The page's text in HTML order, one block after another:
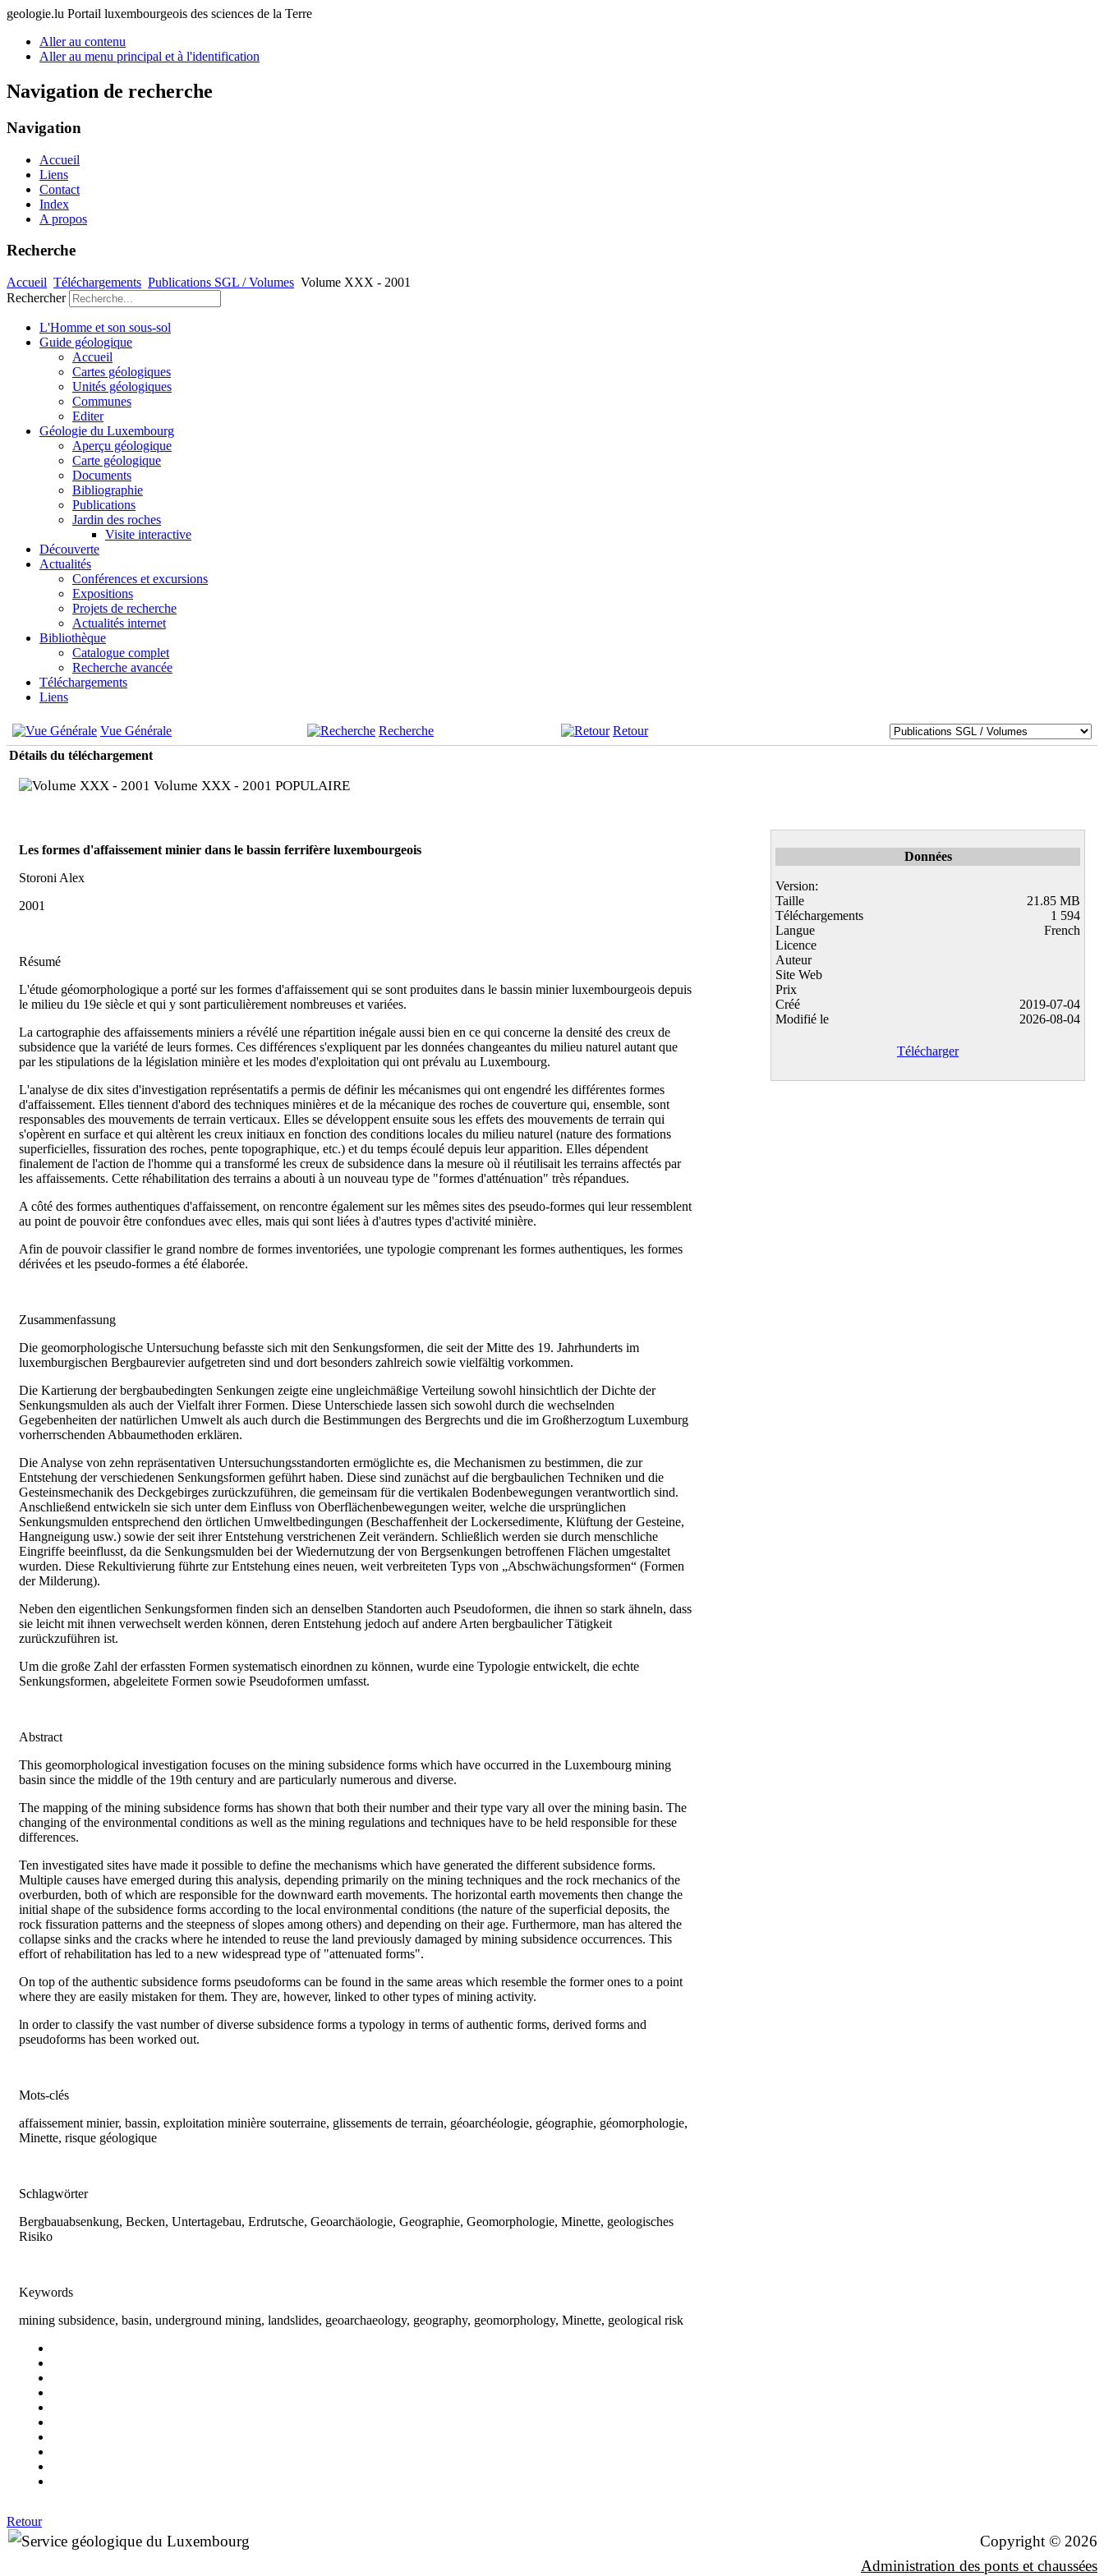
geologie.lu Portail luxembourgeois des sciences de la Terre
Aller au contenu
Aller au menu principal et à l'identification
Navigation de recherche
Navigation
Accueil
Liens
Contact
Index
A propos
Recherche
Accueil Téléchargements Publications SGL / Volumes Volume XXX - 2001
Rechercher
L'Homme et son sous-sol
Guide géologique
Accueil
Cartes géologiques
Unités géologiques
Communes
Editer
Géologie du Luxembourg
Aperçu géologique
Carte géologique
Documents
Bibliographie
Publications
Jardin des roches
Visite interactive
Découverte
Actualités
Conférences et excursions
Expositions
Projets de recherche
Actualités internet
Bibliothèque
Catalogue complet
Recherche avancée
Téléchargements
Liens
Vue Générale Recherche
Retour
Détails du téléchargement
Volume XXX - 2001 POPULAIRE
Les formes d'affaissement minier dans le bassin ferrifère luxembourgeois
Storoni Alex
2001
Résumé
L'étude géomorphologique a porté sur les formes d'affaissement qui se sont produites dans le bassin minier luxembourgeois depuis
le milieu du 19e siècle et qui y sont particulièrement nombreuses et variées.
La cartographie des affaissements miniers a révélé une répartition inégale aussi bien en ce qui concerne la densité des creux de
subsidence que la variété de leurs formes. Ces différences s'expliquent par les données changeantes du milieu naturel autant que
par les stipulations de la législation minière et les modes d'exploitation qui ont prévalu au Luxembourg.
L'analyse de dix sites d'investigation représentatifs a permis de définir les mécanismes qui ont engendré les différentes formes
d'affaissement. Elles tiennent d'abord des techniques minières et de la mécanique des roches de couverture qui, ensemble, sont
responsables des mouvements de terrain verticaux. Elles se développent ensuite sous les effets des mouvements de terrain qui
s'opèrent en surface et qui altèrent les creux initiaux en fonction des conditions locales du milieu naturel (nature des formations
superficielles, fissuration des roches, pente topographique, etc.) et du temps écoulé depuis leur apparition. Elles dépendent
finalement de l'action de l'homme qui a transformé les creux de subsidence dans la mesure où il réutilisait les terrains affectés par
les affaissements. Cette réhabilitation des terrains a abouti à un nouveau type de "formes d'atténuation" très répandues.
A côté des formes authentiques d'affaissement, on rencontre également sur les mêmes sites des pseudo-formes qui leur ressemblent
au point de pouvoir être confondues avec elles, mais qui sont liées à d'autres types d'activité minière.
Afin de pouvoir classifier le grand nombre de formes inventoriées, une typologie comprenant les formes authentiques, les formes
dérivées et les pseudo-formes a été élaborée.
Zusammenfassung
Die geomorphologische Untersuchung befasste sich mit den Senkungsformen, die seit der Mitte des 19. Jahrhunderts im
luxemburgischen Bergbaurevier aufgetreten sind und dort besonders zahlreich sowie vielfältig vorkommen.
Die Kartierung der bergbaubedingten Senkungen zeigte eine ungleichmäßige Verteilung sowohl hinsichtlich der Dichte der
Senkungsmulden als auch der Vielfalt ihrer Formen. Diese Unterschiede lassen sich sowohl durch die wechselnden
Gegebenheiten der natürlichen Umwelt als auch durch die Bestimmungen des Bergrechts und die im Großherzogtum Luxemburg
vorherrschenden Abbaumethoden erklären.
Die Analyse von zehn repräsentativen Untersuchungsstandorten ermöglichte es, die Mechanismen zu bestimmen, die zur
Entstehung der verschiedenen Senkungsformen geführt haben. Diese sind zunächst auf die bergbaulichen Techniken und die
Gesteinsmechanik des Deckgebirges zurückzuführen, die gemeinsam für die vertikalen Bodenbewegungen verantwortlich sind.
Anschließend entwickeln sie sich unter dem Einfluss von Oberflächenbewegungen weiter, welche die ursprünglichen
Senkungsmulden entsprechend den örtlichen Umweltbedingungen (Beschaffenheit der Lockersedimente, Klüftung der Gesteine,
Hangneigung usw.) sowie der seit ihrer Entstehung verstrichenen Zeit verändern. Schließlich werden sie durch menschliche
Eingriffe beeinflusst, da die Senkungsmulden bei der Wiedernutzung der von Bergsenkungen betroffenen Flächen umgestaltet
wurden. Diese Rekultivierung führte zur Entstehung eines neuen, weit verbreiteten Typs von „Abschwächungsformen“ (Formen
der Milderung).
Neben den eigentlichen Senkungsformen finden sich an denselben Standorten auch Pseudoformen, die ihnen so stark ähneln, dass
sie leicht mit ihnen verwechselt werden können, deren Entstehung jedoch auf andere Arten bergbaulicher Tätigkeit
zurückzuführen ist.
Um die große Zahl der erfassten Formen systematisch einordnen zu können, wurde eine Typologie entwickelt, die echte
Senkungsformen, abgeleitete Formen sowie Pseudoformen umfasst.
Abstract
This geomorphological investigation focuses on the mining subsidence forms which have occurred in the Luxembourg mining
basin since the middle of the 19th century and are particularly numerous and diverse.
The mapping of the mining subsidence forms has shown that both their number and their type vary all over the mining basin. The
changing of the environmental conditions as well as the mining regulations and techniques have to be held responsible for these
differences.
Ten investigated sites have made it possible to define the mechanisms which have generated the different subsidence forms.
Multiple causes have emerged during this analysis, depending primarily on the mining techniques and the rock rnechanics of the
overburden, both of which are responsible for the downward earth movements. The horizontal earth movements then change the
initial shape of the subsidence forms according to the local environmental conditions (the nature of the superficial deposits, the
rock fissuration patterns and the steepness of slopes among others) and depending on their age. Furthermore, man has altered the
collapse sinks and the cracks where he intended to reuse the land previously damaged by mining subsidence occurrences. This
effort of rehabilitation has led to a new widespread type of "attenuated forms".
On top of the authentic subsidence forms pseudoforms can be found in the same areas which resemble the former ones to a point
where they are easily mistaken for them. They are, however, linked to other types of mining activity.
ln order to classify the vast number of diverse subsidence forms a typology in terms of authentic forms, derived forms and
pseudoforms has been worked out.
Mots-clés
affaissement minier, bassin, exploitation minière souterraine, glissements de terrain, géoarchéologie, géographie, géomorphologie,
Minette, risque géologique
Schlagwörter
Bergbauabsenkung, Becken, Untertagebau, Erdrutsche, Geoarchäologie, Geographie, Geomorphologie, Minette, geologisches
Risiko
Keywords
mining subsidence, basin, underground mining, landslides, geoarchaeology, geography, geomorphology, Minette, geological risk
Données
Version:
Taille
21.85 MB
Téléchargements
1 594
Langue
French
Licence
Auteur
Site Web
Prix
Créé
2019-07-04
Modifié le
2026-08-04
Télécharger
Retour
Copyright © 2026
Administration des ponts et chaussées